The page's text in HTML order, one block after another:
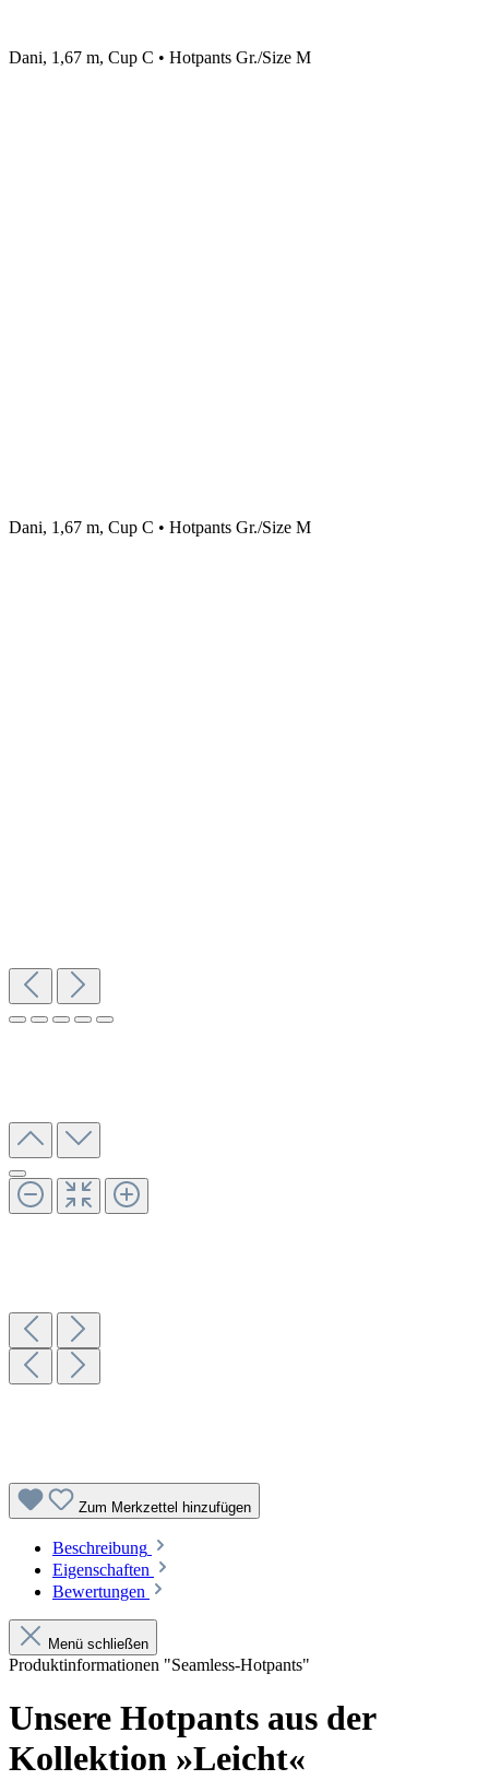
Dani, 1,67 m, Cup C • Hotpants Gr./Size M
Dani, 1,67 m, Cup C • Hotpants Gr./Size M
Zum Merkzettel hinzufügen
Beschreibung
Eigenschaften
Bewertungen
Menü schließen
Produktinformationen "Seamless-Hotpants"
Unsere Hotpants aus der
Kollektion »Leicht«